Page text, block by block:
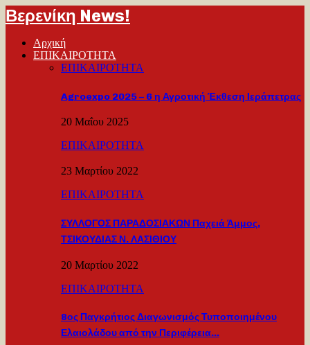
Βερενίκη News!
Αρχική
ΕΠΙΚΑΙΡΟΤΗΤΑ
ΕΠΙΚΑΙΡΟΤΗΤΑ
Agroexpo 2025 – 6 η Αγροτική Έκθεση Ιεράπετρας
20 Μαΐου 2025
ΕΠΙΚΑΙΡΟΤΗΤΑ
23 Μαρτίου 2022
ΕΠΙΚΑΙΡΟΤΗΤΑ
ΣΥΛΛΟΓΟΣ ΠΑΡΑΔΟΣΙΑΚΩΝ Παχειά Άμμος,
ΤΣΙΚΟΥΔΙΑΣ Ν. ΛΑΣΙΘΙΟΥ
20 Μαρτίου 2022
ΕΠΙΚΑΙΡΟΤΗΤΑ
8ος Παγκρήτιος Διαγωνισμός Τυποποιημένου
Ελαιολάδου από την Περιφέρεια…